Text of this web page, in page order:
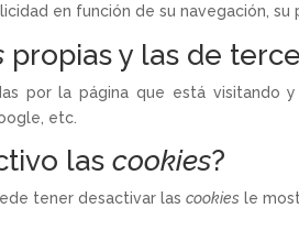
en función de su navegación, su
propias y las de
por la página que está visitando y
etc.
lascookies?
tener desactivar lascookies le